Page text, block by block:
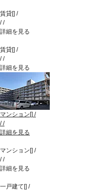
賃貸[] /
//
詳細を見る
賃貸[] /
//
詳細を見る
マンション [] /
//
詳細を見る
マンション [] /
//
詳細を見る
一戸建て [] /